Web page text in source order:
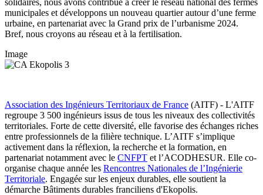
municipales et développons un nouveau quartier autour d’une ferme
urbaine, en partenariat avec la Grand prix de l’urbanisme 2024.
Bref, nous croyons au réseau et à la fertilisation.
Image
Association des Ingénieurs Territoriaux de France (AITF) - L'AITF
regroupe 3 500 ingénieurs issus de tous les niveaux des collectivités
territoriales. Forte de cette diversité, elle favorise des échanges riches
entre professionnels de la filière technique. L’AITF s’implique
activement dans la réflexion, la recherche et la formation, en
partenariat notamment avec le CNFPT et l’ACODHESUR. Elle co-
organise chaque année les Rencontres Nationales de l’Ingénierie
Territoriale. Engagée sur les enjeux durables, elle soutient la
démarche Bâtiments durables franciliens d'Ekopolis.